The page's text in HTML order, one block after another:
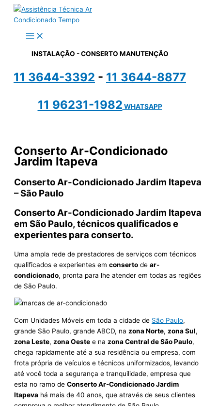
para
conteúdo
INSTALAÇÃO - CONSERTO MANUTENÇÃO
11 3644-3392 - 11 3644-8877
11 96231-1982 WHATSAPP
Conserto Ar-Condicionado
Jardim Itapeva
Conserto Ar-Condicionado Jardim Itapeva
– São Paulo
Conserto Ar-Condicionado Jardim Itapeva
em São Paulo, técnicos qualificados e
experientes para conserto.
Uma ampla rede de prestadores de serviços com técnicos
qualificados e experientes emconserto dear-
condicionado, pronta para lhe atender em todas as regiões
de São Paulo.
Com Unidades Móveis em toda a cidade de São Paulo,
grande São Paulo, grande ABCD, na zona Norte, zona Sul,
zona Leste, zona Oeste e na zona Central de São Paulo,
chega rapidamente até a sua residência ou empresa, com
frota própria de veículos e técnicos uniformizados, levando
até você toda a segurança e tranquilidade, empresa que
esta no ramo deConserto Ar-Condicionado Jardim
Itapeva há mais de 40 anos, que através de seus clientes